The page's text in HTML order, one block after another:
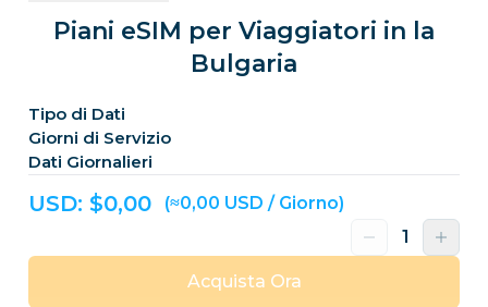
Piani eSIM per Viaggiatori in la
Bulgaria
Tipo di Dati
Giorni di Servizio
Dati Giornalieri
USD: $0,00 (≈0,00 USD / Giorno)
Acquista Ora